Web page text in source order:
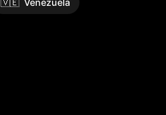
🇻🇪 Venezuela